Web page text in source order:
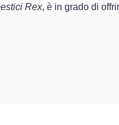
di fornire interventi di